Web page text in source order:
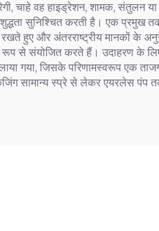
चाहे वह हाइड्रेशन, शामक, संतुलन
सुनिश्चित करती है। एक प्रमुख
हुए और अंतरराष्ट्रीय मानकों के
से संयोजित करते हैं। उदाहरण के
गया, जिसके परिणामस्वरूप एक
सामान्य स्प्रे से लेकर एयरलेस पंप